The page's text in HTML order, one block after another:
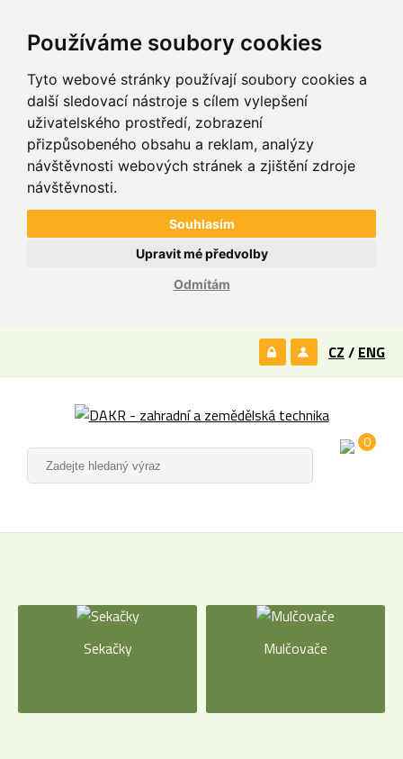
Používáme soubory cookies
Tyto webové stránky používají soubory cookies a
další sledovací nástroje s cílem vylepšení
uživatelského prostředí, zobrazení
přizpůsobeného obsahu a reklam, analýzy
návštěvnosti webových stránek a zjištění zdroje
návštěvnosti.
Souhlasím
Odmítám
Upravit mé předvolby
CZ / ENG
0
Sekačky Mulčovače